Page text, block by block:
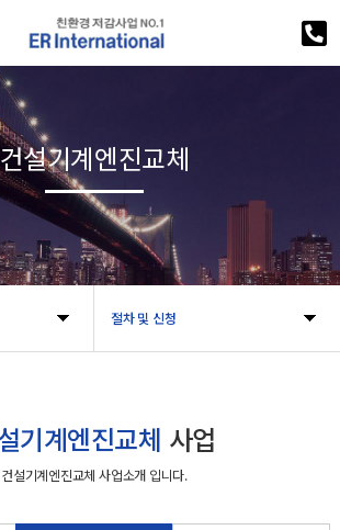
절차 및 신청
건설기계엔진교체
기계엔진교체 사업
건설기계엔진교체 사업소개 입니다.